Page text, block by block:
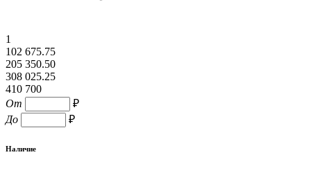
1
102 675.75
205 350.50
308 025.25
410 700
От
₽
До
₽
Наличие